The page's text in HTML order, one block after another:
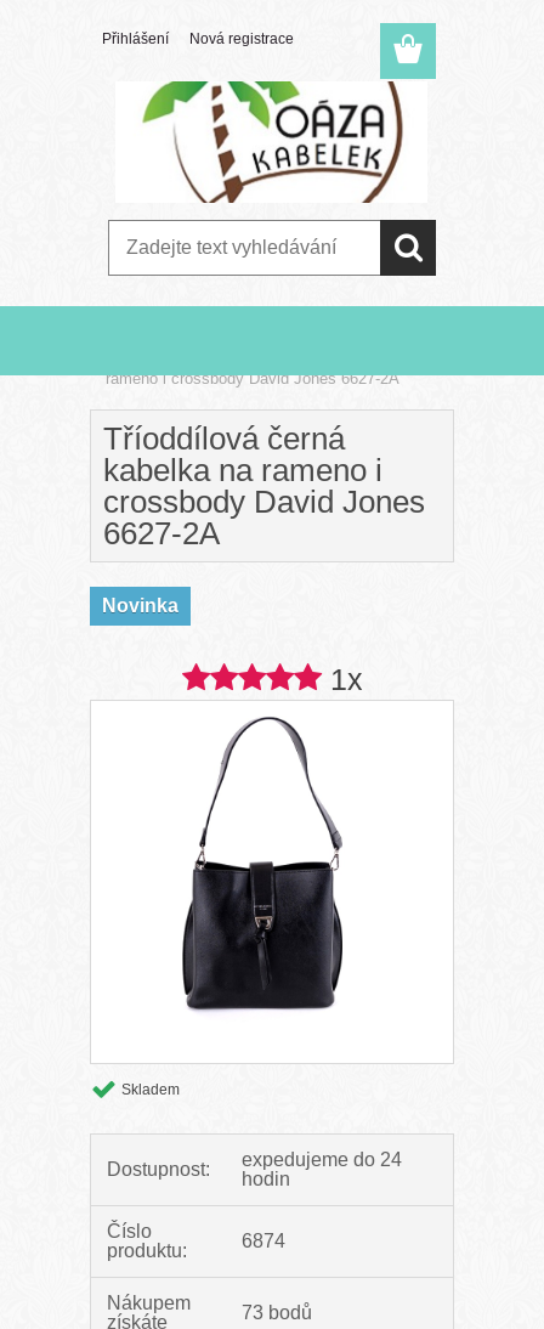
Přihlášení Nová registrace
rameno i crossbody David Jones 6627-2A
Tříoddílová černá
kabelka na rameno i
crossbody David Jones
6627-2A
Novinka
1x
Skladem
Dostupnost:
expedujeme do 24
hodin
Číslo
produktu:
6874
Nákupem
získáte
73 bodů